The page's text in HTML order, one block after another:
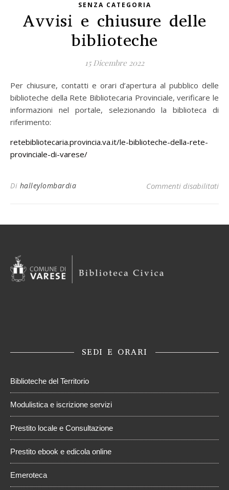
SENZA CATEGORIA
Avvisi e chiusure delle
biblioteche
15 Dicembre 2022
Per chiusure, contatti e orari d’apertura al pubblico delle
biblioteche della Rete Bibliotecaria Provinciale, verificare le
informazioni nel portale, selezionando la biblioteca di
riferimento:
retebibliotecaria.provincia.va.it/le-biblioteche-della-rete-
provinciale-di-varese/
Di halleylombardia Commenti disabilitati
SEDI E ORARI
Biblioteche del Territorio
Modulistica e iscrizione servizi
Prestito locale e Consultazione
Prestito ebook e edicola online
Emeroteca